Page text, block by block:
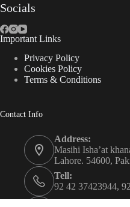
Socials
Important Links
Privacy Policy
Cookies Policy
Terms & Conditions
Contact Info
Address:
Masihi Isha’at
Lahore. 54600,
Tell:
92 42 37423944,